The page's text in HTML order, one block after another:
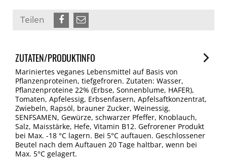
Teilen
ZUTATEN/PRODUKTINFO
Mariniertes veganes Lebensmittel auf Basis von
Pflanzenproteinen, tiefgefroren. Zutaten: Wasser,
Pflanzenproteine 22% (Erbse, Sonnenblume, HAFER),
Tomaten, Apfelessig, Erbsenfasern, Apfelsaftkonzentrat,
Zwiebeln, Rapsöl, brauner Zucker, Weinessig,
SENFSAMEN, Gewürze, schwarzer Pfeffer, Knoblauch,
Salz, Maisstärke, Hefe, Vitamin B12. Gefrorener Produkt
bei Max. -18 °C lagern. Bei 5°C auftauen. Geschlossener
Beutel nach dem Auftauen 20 Tage haltbar, wenn bei
Max. 5°C gelagert.